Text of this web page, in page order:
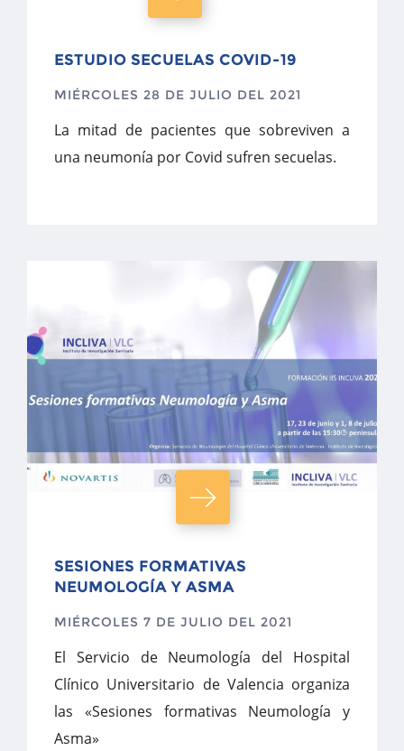
ESTUDIO SECUELAS COVID-19
MIÉRCOLES 28 DE JULIO DEL 2021
La mitad de pacientes que sobreviven a
una neumonía por Covid sufren secuelas.
SESIONES FORMATIVAS
NEUMOLOGÍA Y ASMA
MIÉRCOLES 7 DE JULIO DEL 2021
El Servicio de Neumología del Hospital
Clínico Universitario de Valencia organiza
las «Sesiones formativas Neumología y
Asma»